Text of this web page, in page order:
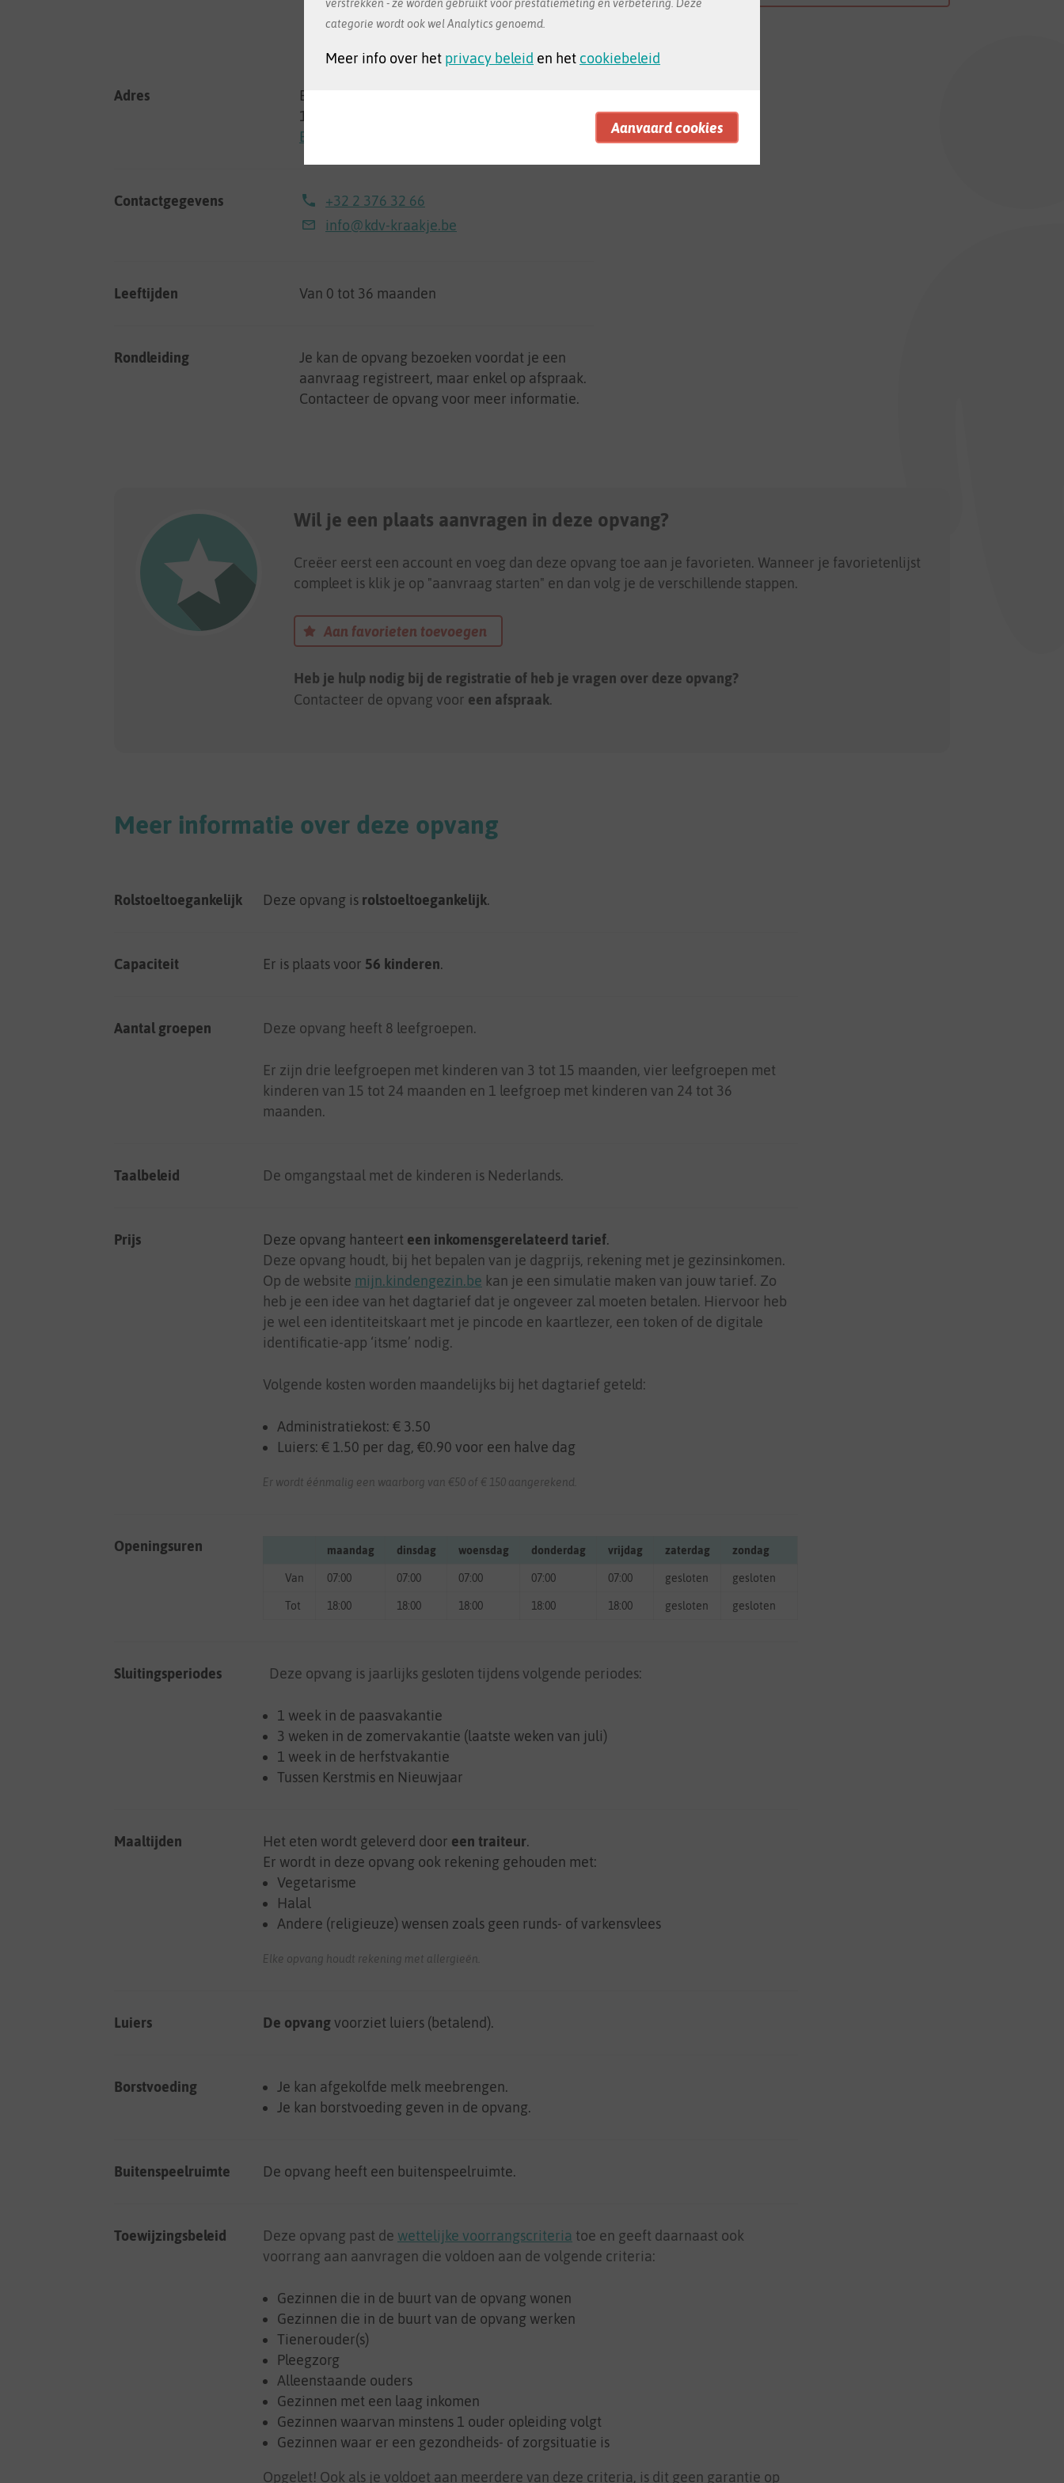
verstrekken - ze worden gebruikt voor prestatiemeting en verbetering. Deze
categorie wordt ook wel Analytics genoemd.
Meer info over het privacy beleid en het cookiebeleid
Adres
Baron Guillaume Van Hammestraat 33 bus a
1180 Ukkel
Bekijken op Google Maps
Contactgegevens
+32 2 376 32 66
info@kdv-kraakje.be
Leeftijden Van 0 tot 36 maanden
Rondleiding
Je kan de opvang bezoeken voordat je een
aanvraag registreert, maar enkel op afspraak.
Contacteer de opvang voor meer informatie.
Wil je een plaats aanvragen in deze opvang?
Creëer eerst een account en voeg dan deze opvang toe aan je favorieten. Wanneer je favorietenlijst
compleet is klik je op "aanvraag starten" en dan volg je de verschillende stappen.
Aan favorieten toevoegen
Heb je hulp nodig bij de registratie of heb je vragen over deze opvang?
Contacteer de opvang voor een afspraak.
Meer informatie over deze opvang
Rolstoeltoegankelijk Deze opvang is rolstoeltoegankelijk.
Capaciteit Er is plaats voor 56 kinderen.
Aantal groepen Deze opvang heeft 8 leefgroepen.
Er zijn drie leefgroepen met kinderen van 3 tot 15 maanden, vier leefgroepen met
kinderen van 15 tot 24 maanden en 1 leefgroep met kinderen van 24 tot 36
maanden.
Taalbeleid De omgangstaal met de kinderen is Nederlands.
Prijs Deze opvang hanteert een inkomensgerelateerd tarief.
Deze opvang houdt, bij het bepalen van je dagprijs, rekening met je gezinsinkomen.
Op de website mijn.kindengezin.be kan je een simulatie maken van jouw tarief. Zo
heb je een idee van het dagtarief dat je ongeveer zal moeten betalen. Hiervoor heb
je wel een identiteitskaart met je pincode en kaartlezer, een token of de digitale
identificatie-app ‘itsme’ nodig.
Volgende kosten worden maandelijks bij het dagtarief geteld:
Administratiekost: € 3.50
Luiers: € 1.50 per dag, €0.90 voor een halve dag
Er wordt éénmalig een waarborg van €50 of € 150 aangerekend.
Openingsuren maandag dinsdag woensdag donderdag vrijdag zaterdag zondag
Van 07:00 07:00 07:00 07:00 07:00 gesloten gesloten
Tot 18:00 18:00 18:00 18:00 18:00 gesloten gesloten
Sluitingsperiodes Deze opvang is jaarlijks gesloten tijdens volgende periodes:
1 week in de paasvakantie
3 weken in de zomervakantie (laatste weken van juli)
1 week in de herfstvakantie
Tussen Kerstmis en Nieuwjaar
Maaltijden Het eten wordt geleverd door een traiteur.
Er wordt in deze opvang ook rekening gehouden met:
Vegetarisme
Halal
Andere (religieuze) wensen zoals geen runds- of varkensvlees
Elke opvang houdt rekening met allergieën.
Luiers De opvangvoorziet luiers (betalend).
Borstvoeding
Je kan afgekolfde melk meebrengen.
Je kan borstvoeding geven in de opvang.
Buitenspeelruimte De opvang heeft een buitenspeelruimte.
Toewijzingsbeleid Deze opvang past de wettelijke voorrangscriteria toe en geeft daarnaast ook
voorrang aan aanvragen die voldoen aan de volgende criteria:
Gezinnen die in de buurt van de opvang wonen
Gezinnen die in de buurt van de opvang werken
Tienerouder(s)
Pleegzorg
Alleenstaande ouders
Gezinnen met een laag inkomen
Gezinnen waarvan minstens 1 ouder opleiding volgt
Gezinnen waar er een gezondheids- of zorgsituatie is
Opgelet! Ook als je voldoet aan meerdere van deze criteria, is dit geen garantie op